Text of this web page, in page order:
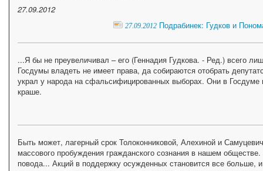
27.09.2012
27.09.2012 Подрабинек: Гудков и
...Я бы не преувеличивал – его (Геннадия Гудкова. - Ред.) всего
Госдумы владеть не имеет права, да собираются отобрать
украл у народа на сфальсифицированных выборах. Они в Госдуме
краше.
Быть может, лагерный срок Толоконниковой, Алехиной и
массового пробуждения гражданского сознания в нашем
повода... Акций в поддержку осужденных становится все больше,